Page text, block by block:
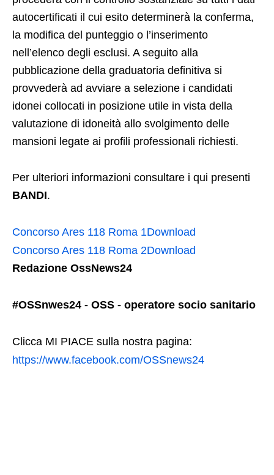
autocertificati il cui esito determinerà la conferma,
la modifica del punteggio o l’inserimento
nell’elenco degli esclusi. A seguito alla
pubblicazione della graduatoria definitiva si
provvederà ad avviare a selezione i candidati
idonei collocati in posizione utile in vista della
valutazione di idoneità allo svolgimento delle
mansioni legate ai profili professionali richiesti.
Per ulteriori informazioni consultare i qui presenti
BANDI.
Concorso Ares 118 Roma 1Download
Concorso Ares 118 Roma 2Download
Redazione OssNews24
#OSSnwes24 - OSS - operatore socio sanitario
Clicca MI PIACE sulla nostra pagina:
https://www.facebook.com/OSSnews24